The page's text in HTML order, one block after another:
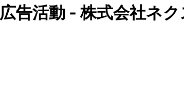
広告活動 - 株式会社ネ